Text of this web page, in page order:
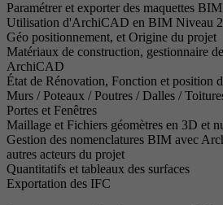
Paramétrer et exporter des maquettes BIM
Utilisation d'ArchiCAD en BIM Niveau 2
Géo positionnement, et Origine du projet
Matériaux de construction, gestionnaire
ArchiCAD
État de Rénovation, Fonction et position
Murs / Poteaux / Poutres / Dalles /
Portes et Fenêtres
Maillage et Fichiers géomètres en 3D et
Gestion des nomenclatures BIM avec
autres acteurs du projet
Quantitatifs et tableaux des surfaces
Exportation des IFC